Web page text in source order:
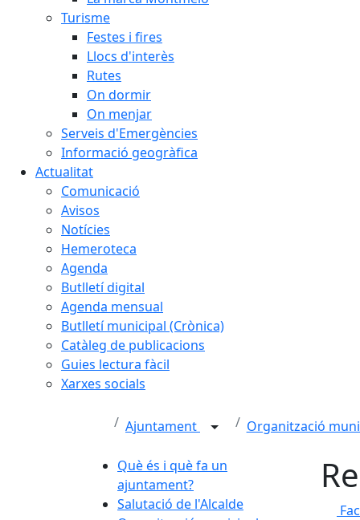
Turisme
Festes i fires
Llocs d'interès
Rutes
On dormir
On menjar
Serveis d'Emergències
Informació geogràfica
Actualitat
Comunicació
Avisos
Notícies
Hemeroteca
Agenda
Butlletí digital
Agenda mensual
Butlletí municipal (Crònica)
Catàleg de publicacions
Guies lectura fàcil
Xarxes socials
Ajuntament Organització
Què és i què fa un
ajuntament?
Salutació de l'Alcalde